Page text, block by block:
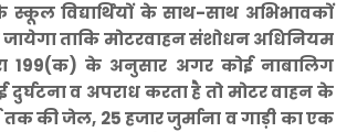
स्कूल विद्यार्थियों के साथ-साथ अभिभावकों
जायेगा ताकि मोटरवाहन संशोधन अधिनियम
199(क) के अनुसार अगर कोई नाबालिग
दुर्घटना व अपराध करता है तो मोटर वाहन के
तक की जेल, 25 हजार जुर्माना व गाड़ी का एक